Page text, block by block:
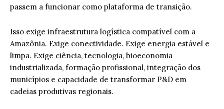
passem a funcionar como plataforma de transição.
Isso exige infraestrutura logística compatível com a
Amazônia. Exige conectividade. Exige energia estável e
limpa. Exige ciência, tecnologia, bioeconomia
industrializada, formação profissional, integração dos
municípios e capacidade de transformar P&D em
cadeias produtivas regionais.